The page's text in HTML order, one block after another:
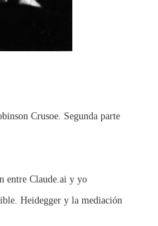
Crusoe. Segunda parte
entre Claude.ai y yo
Heidegger y la mediación